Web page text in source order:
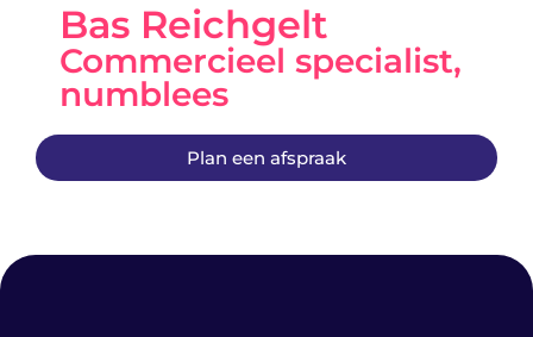
Bas Reichgelt
Commercieel specialist,
numblees
Plan een afspraak